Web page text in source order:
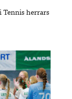
herrars